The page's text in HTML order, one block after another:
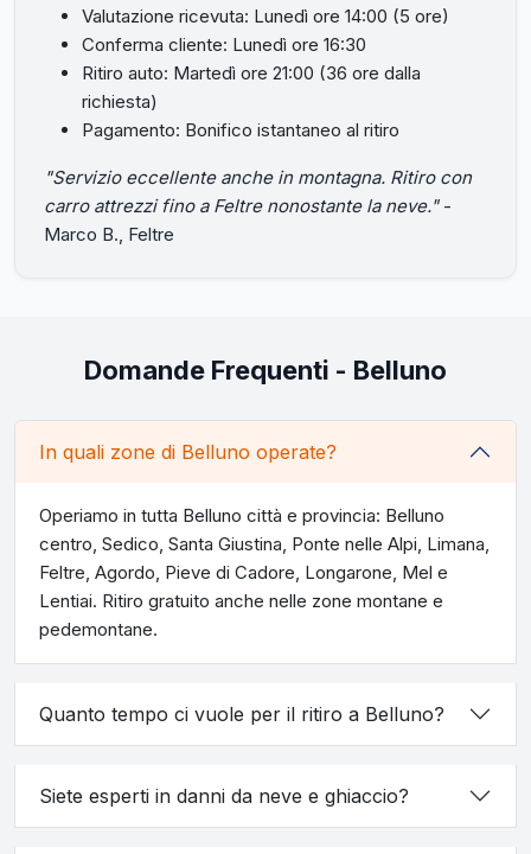
Valutazione ricevuta: Lunedì ore 14:00 (5 ore)
Conferma cliente: Lunedì ore 16:30
Ritiro auto: Martedì ore 21:00 (36 ore dalla
richiesta)
Pagamento: Bonifico istantaneo al ritiro
"Servizio eccellente anche in montagna. Ritiro con
carro attrezzi fino a Feltre nonostante la neve."-
Marco B., Feltre
Domande Frequenti - Belluno
In quali zone di Belluno operate?
Operiamo in tutta Belluno città e provincia: Belluno
centro, Sedico, Santa Giustina, Ponte nelle Alpi, Limana,
Feltre, Agordo, Pieve di Cadore, Longarone, Mel e
Lentiai. Ritiro gratuito anche nelle zone montane e
pedemontane.
Quanto tempo ci vuole per il ritiro a Belluno?
Siete esperti in danni da neve e ghiaccio?